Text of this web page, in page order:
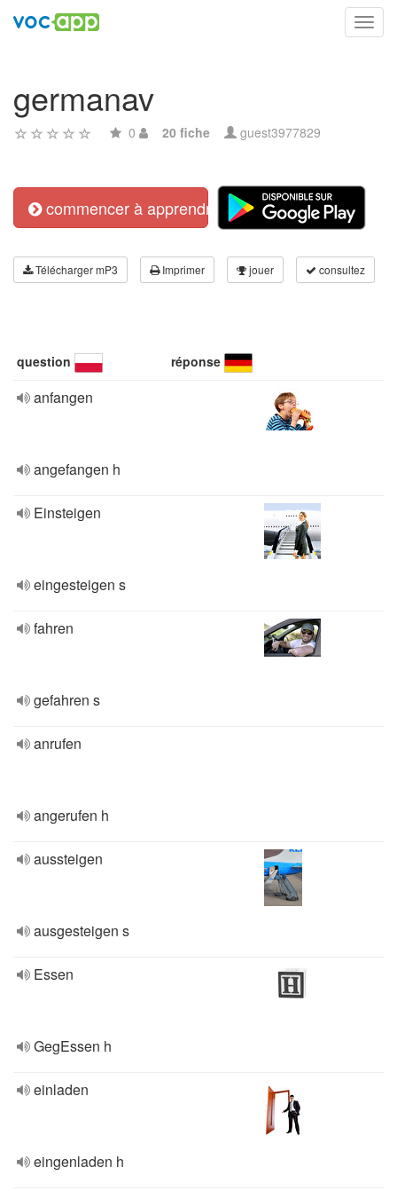
germanav
0 20 fiche guest3977829
commencer à apprendre
Télécharger mP3 Imprimer jouer consultez
question réponse
anfangen
angefangen h
Einsteigen
eingesteigen s
fahren
gefahren s
anrufen
angerufen h
aussteigen
ausgesteigen s
Essen
GegEssen h
einladen
eingenladen h